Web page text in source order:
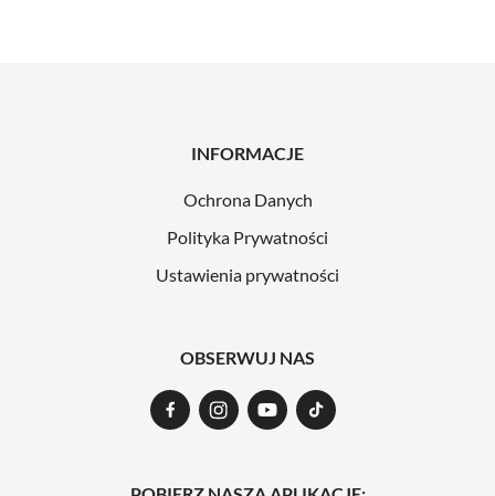
INFORMACJE
Ochrona Danych
Polityka Prywatności
Ustawienia prywatności
OBSERWUJ NAS